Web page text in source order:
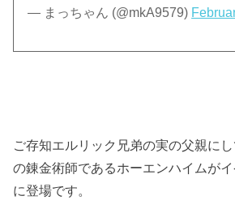
— まっちゃん (@mkA9579)
ご存知エルリック兄弟の実の父親に
の錬金術師であるホーエンハイムが
に登場です。